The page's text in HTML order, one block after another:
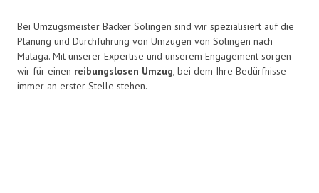
Bei Umzugsmeister Bäcker Solingen sind wir spezialisiert auf die
Planung und Durchführung von Umzügen von Solingen nach
Malaga. Mit unserer Expertise und unserem Engagement sorgen
wir für einen reibungslosen Umzug, bei dem Ihre Bedürfnisse
immer an erster Stelle stehen.